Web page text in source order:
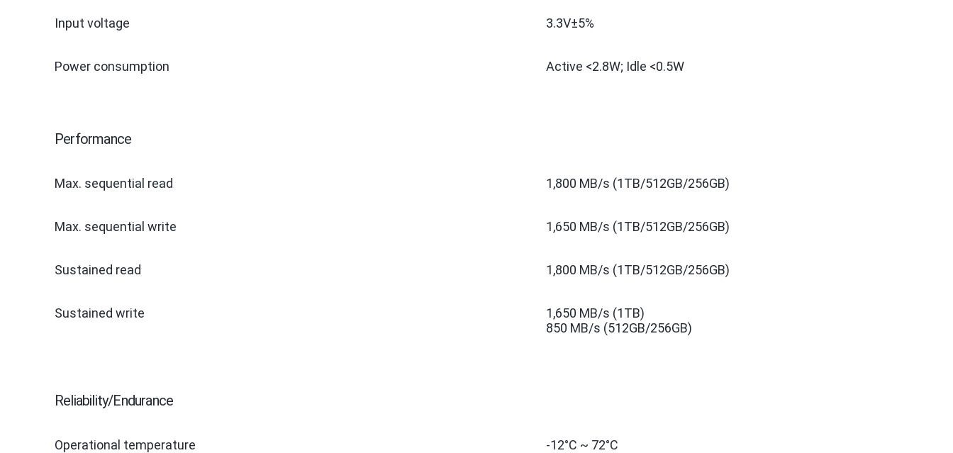
Input voltage 3.3V±5%
Power consumption Active <2.8W; Idle <0.5W
Performance
Max. sequential read 1,800 MB/s (1TB/512GB/256GB)
Max. sequential write 1,650 MB/s (1TB/512GB/256GB)
Sustained read 1,800 MB/s (1TB/512GB/256GB)
Sustained write
1,650 MB/s (1TB)
850 MB/s (512GB/256GB)
Reliability/Endurance
Operational temperature -12°C ~ 72°C